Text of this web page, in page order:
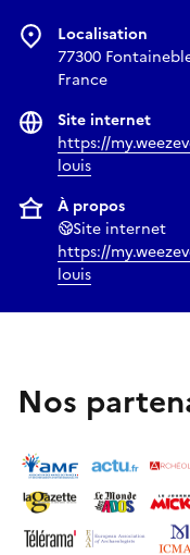
Localisation
77300
France
Site internet
https://
louis
À propos
Site internet
https://
louis
Nos